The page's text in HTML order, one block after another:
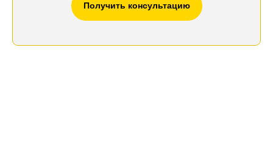
Получить консультацию